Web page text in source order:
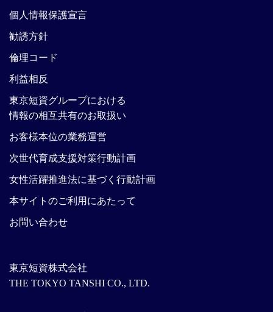
東京短資株式会社
THE TOKYO TANSHI CO., LTD.
個人情報保護宣言
勧誘方針
倫理コード
利益相反
東京短資グループにおける
情報の相互共有のお取扱い
お客様本位の業務運営
次世代育成支援対策行動計画
女性活躍推進法に基づく行動計画
本サイトのご利用にあたって
お問い合わせ